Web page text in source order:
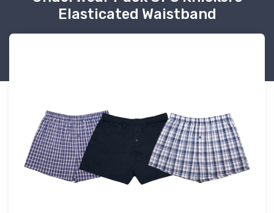
Elasticated Waistband